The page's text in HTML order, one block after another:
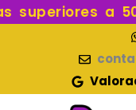
Ir
a 50€